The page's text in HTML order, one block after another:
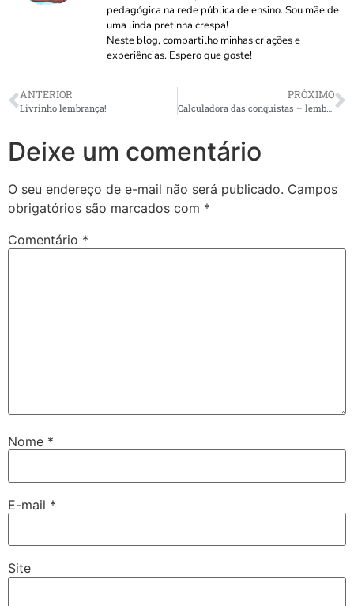
pedagógica na rede pública de ensino. Sou mãe de
uma linda pretinha crespa!
Neste blog, compartilho minhas criações e
experiências. Espero que goste!
ANTERIOR
Livrinho lembrança!
PRÓXIMO
Calculadora das conquistas – lembrança volta às aulas
Deixe um comentário
O seu endereço de e-mail não será publicado. Campos
obrigatórios são marcados com *
Comentário *
Nome *
E-mail *
Site